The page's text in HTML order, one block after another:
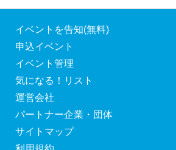
イベントを告知(無料)
申込イベント
イベント管理
気になる！リスト
運営会社
パートナー企業・団体
サイトマップ